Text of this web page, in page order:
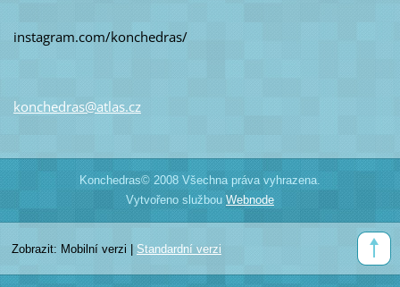
instagram.com/konchedras/
konchedras@atlas.cz
Konchedras© 2008 Všechna práva vyhrazena.
Vytvořeno službou Webnode
Zobrazit: Mobilní verzi Standardní verzi